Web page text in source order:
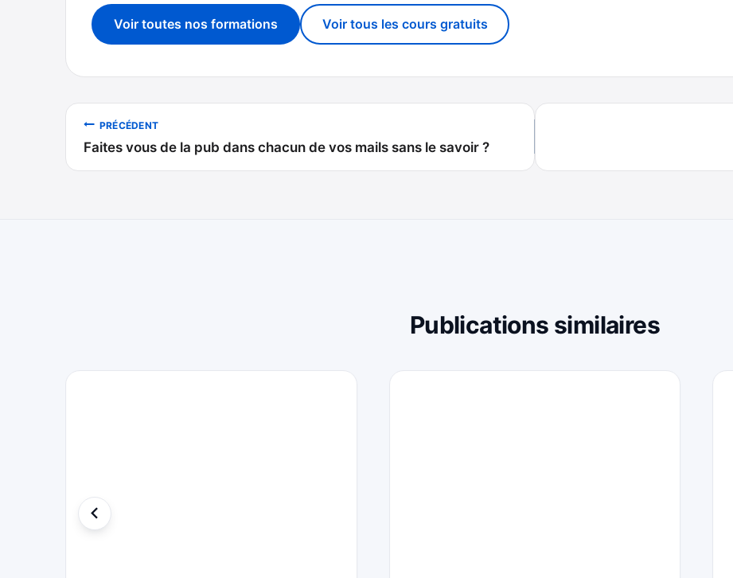
Voir toutes nos formations Voir tous les cours gratuits
Navigation
de
PRÉCÉDENT
Faites vous de la pub dans chacun de vos mails sans le savoir ?
Publications similaires